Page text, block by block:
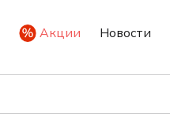
Акции Новости